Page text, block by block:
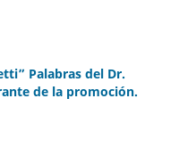
Palabras del Dr.
de la promoción.